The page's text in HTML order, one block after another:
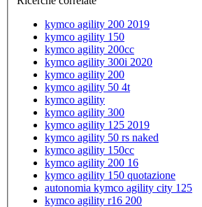
kymco agility 200 2019
kymco agility 150
kymco agility 200cc
kymco agility 300i 2020
kymco agility 200
kymco agility 50 4t
kymco agility
kymco agility 300
kymco agility 125 2019
kymco agility 50 rs naked
kymco agility 150cc
kymco agility 200 16
kymco agility 150 quotazione
autonomia kymco agility city 125
kymco agility r16 200